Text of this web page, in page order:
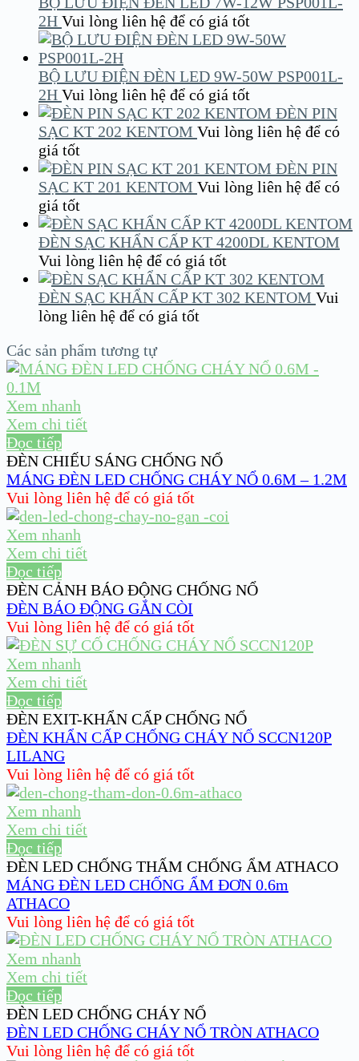
2H Vui lòng liên hệ để có giá tốt
BỘ LƯU ĐIỆN ĐÈN LED 9W-50W PSP001L-
2H Vui lòng liên hệ để có giá tốt
ĐÈN PIN
SẠC KT 202 KENTOM Vui lòng liên hệ để có
giá tốt
ĐÈN PIN
SẠC KT 201 KENTOM Vui lòng liên hệ để có
giá tốt
ĐÈN SẠC KHẨN CẤP KT 4200DL KENTOM
Vui lòng liên hệ để có giá tốt
ĐÈN SẠC KHẨN CẤP KT 302 KENTOM Vui
lòng liên hệ để có giá tốt
Các sản phẩm tương tự
Xem nhanh
Xem chi tiết
Đọc tiếp
ĐÈN CHIẾU SÁNG CHỐNG NỔ
MÁNG ĐÈN LED CHỐNG CHÁY NỔ 0.6M – 1.2M
Vui lòng liên hệ để có giá tốt
Xem nhanh
Xem chi tiết
Đọc tiếp
ĐÈN CẢNH BÁO ĐỘNG CHỐNG NỔ
ĐÈN BÁO ĐỘNG GẮN CÒI
Vui lòng liên hệ để có giá tốt
Xem nhanh
Xem chi tiết
Đọc tiếp
ĐÈN EXIT-KHẨN CẤP CHỐNG NỔ
ĐÈN KHẨN CẤP CHỐNG CHÁY NỔ SCCN120P
LILANG
Vui lòng liên hệ để có giá tốt
Xem nhanh
Xem chi tiết
Đọc tiếp
ĐÈN LED CHỐNG THẤM CHỐNG ẨM ATHACO
MÁNG ĐÈN LED CHỐNG ẨM ĐƠN 0.6m
ATHACO
Vui lòng liên hệ để có giá tốt
Xem nhanh
Xem chi tiết
Đọc tiếp
ĐÈN LED CHỐNG CHÁY NỔ
ĐÈN LED CHỐNG CHÁY NỔ TRÒN ATHACO
Vui lòng liên hệ để có giá tốt